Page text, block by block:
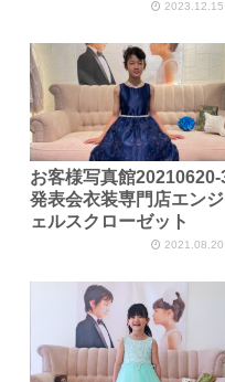
2023.12.15
お客様写真館20210620-
発表会衣装専門店エンジ
ェルスクローゼット
2021.08.20